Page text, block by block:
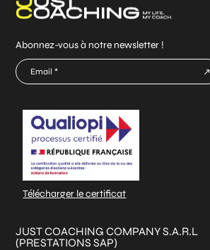
Abonnez-vous à notre newsletter !
E-
mail
*
Télécharger le certificat
JUST COACHING COMPANY S.A.R.L
(PRESTATIONS SAP)